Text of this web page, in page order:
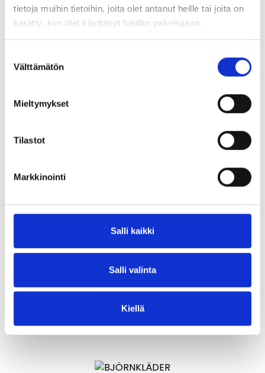
tietoja muihin tietoihin, joita olet antanut heille tai joita on
kerätty, kun olet käyttänyt heidän palvelujaan.
valinta
Välttämätön
Mieltymykset
Tilastot
Markkinointi
Salli kaikki
Salli valinta
Kiellä